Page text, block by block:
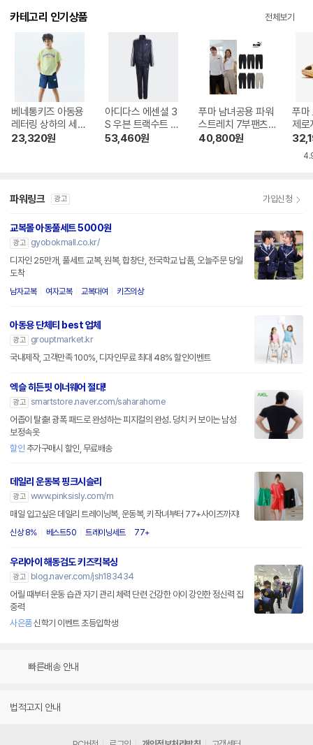
카테고리 인기상품 전체보기
베네통키즈 아동용
레터링 상하의 세트
BNKI008 BNKES5
23,320원
아디다스 에센셜 3
S 우븐 트랙수트 U
nisex Sportswea
53,460원
푸마 남녀공용 파워
스트레치 7부팬츠
840530
40,800원
푸마
제로
5174
파워링크 광고 가입신청
교복몰 아동풀세트 5000원
광고
gyobokmall.co.kr/
디자인 25만개, 풀세트 교복, 원복, 합창단, 전국학교 납품, 오늘주문 당일
도착
남자교복 여자교복 교복대여 키즈의상
아동용 단체티 best 업체
광고
grouptmarket.kr
국내제작, 고객만족 100%, 디자인무료 최대 48% 할인이벤트
엑슬 히든핏 이너웨어 절대!
광고 smartstore.naver.com/saharahome
어좁이 탈출! 광폭 패드로 완성하는 피지컬의 완성. 덩치 커 보이는 남성
보정속옷
할인 추가구매시 할인, 무료배송
데일리 운동복 핑크시슬리
광고 www.pinksisly.com/m
매일 입고싶은 데일리 트레이닝복, 운동복, 키작녀부터 77+사이즈까지!
신상 8% 베스트50 트레이닝세트 77+
우리아이 해동검도 키즈킥복싱
광고
blog.naver.com/jsh183434
어릴 때부터 운동 습관 자기 관리 체력 단련 건강한 아이 강인한 정신력 집
중력
사은품신학기 이벤트 초등입학생
빠른배송 안내
법적고지 안내